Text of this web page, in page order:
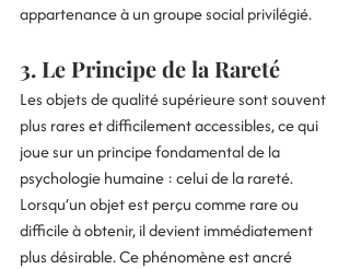
appartenance à un groupe social privilégié.
3. Le Principe de la Rareté
Les objets de qualité supérieure sont souvent
plus rares et difficilement accessibles, ce qui
joue sur un principe fondamental de la
psychologie humaine : celui de la rareté.
Lorsqu’un objet est perçu comme rare ou
difficile à obtenir, il devient immédiatement
plus désirable. Ce phénomène est ancré